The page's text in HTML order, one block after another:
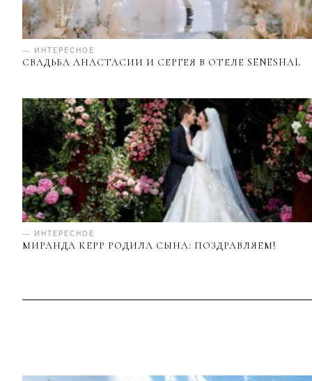
— ИНТЕРЕСНОЕ
СВАДЬБА АНАСТАСИИ И СЕРГЕЯ В ОТЕЛЕ SENESHAL
— ИНТЕРЕСНОЕ
МИРАНДА КЕРР РОДИЛА СЫНА: ПОЗДРАВЛЯЕМ!